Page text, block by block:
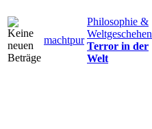
machtpur
Philosophie &
Weltgeschehen
Terror in der
Welt